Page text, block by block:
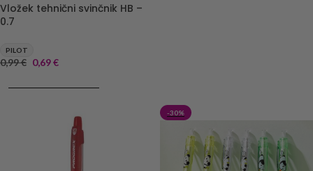
Vložek tehnični svinčnik HB –
0.7
PILOT
0,99€ 0,69€
-30%